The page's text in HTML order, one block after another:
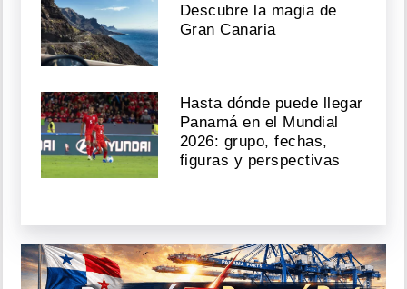
Descubre la magia de
Gran Canaria
Hasta dónde puede llegar
Panamá en el Mundial
2026: grupo, fechas,
figuras y perspectivas